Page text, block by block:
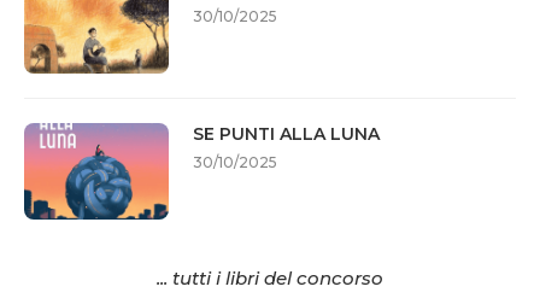
30/10/2025
SE PUNTI ALLA LUNA
30/10/2025
... tutti i libri del concorso